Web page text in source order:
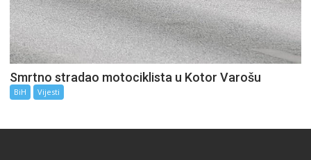
Smrtno stradao motociklista u Kotor Varošu
BiH Vijesti